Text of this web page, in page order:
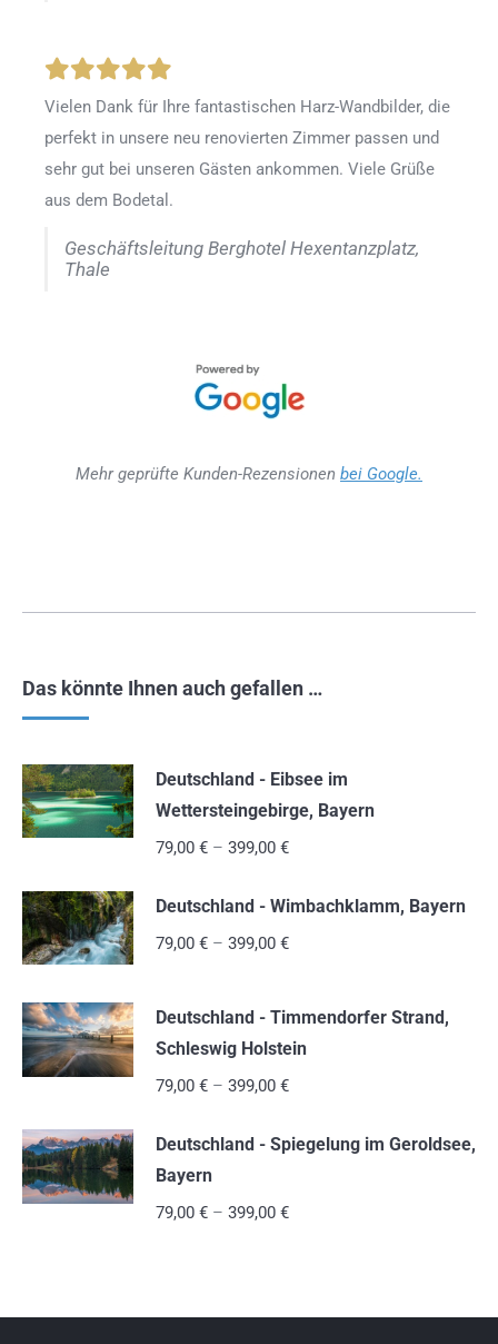
Vielen Dank für Ihre fantastischen Harz-Wandbilder, die
perfekt in unsere neu renovierten Zimmer passen und
sehr gut bei unseren Gästen ankommen. Viele Grüße
aus dem Bodetal.
Geschäftsleitung Berghotel Hexentanzplatz,
Thale
Mehr geprüfte Kunden-Rezensionen bei Google.
Das könnte Ihnen auch gefallen …
Deutschland - Eibsee im
Wettersteingebirge, Bayern
79,00 € – 399,00 €
Deutschland - Wimbachklamm, Bayern
79,00 € – 399,00 €
Deutschland - Timmendorfer Strand,
Schleswig Holstein
79,00 € – 399,00 €
Deutschland - Spiegelung im Geroldsee,
Bayern
79,00 € – 399,00 €